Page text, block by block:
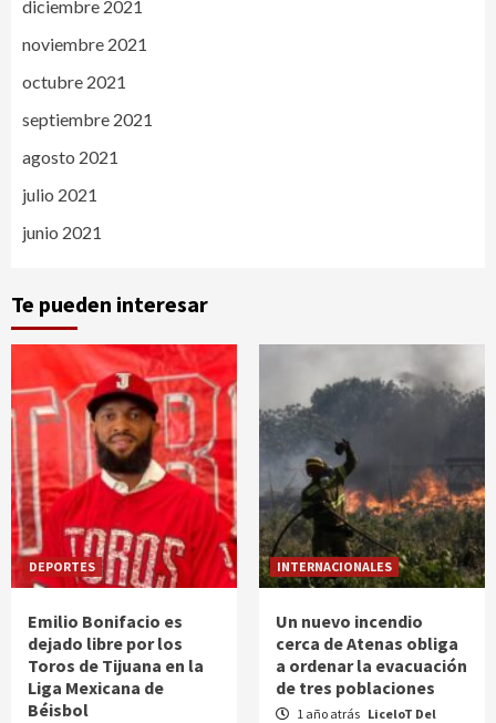
diciembre 2021
noviembre 2021
octubre 2021
septiembre 2021
agosto 2021
julio 2021
junio 2021
Te pueden interesar
DEPORTES
Emilio Bonifacio es
dejado libre por los
Toros de Tijuana en la
Liga Mexicana de
Béisbol
INTERNACIONALES
Un nuevo incendio
cerca de Atenas obliga
a ordenar la evacuación
de tres poblaciones
1 año atrás LiceloT Del